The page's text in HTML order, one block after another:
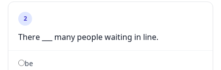
2
There ___ many people waiting in line.
be